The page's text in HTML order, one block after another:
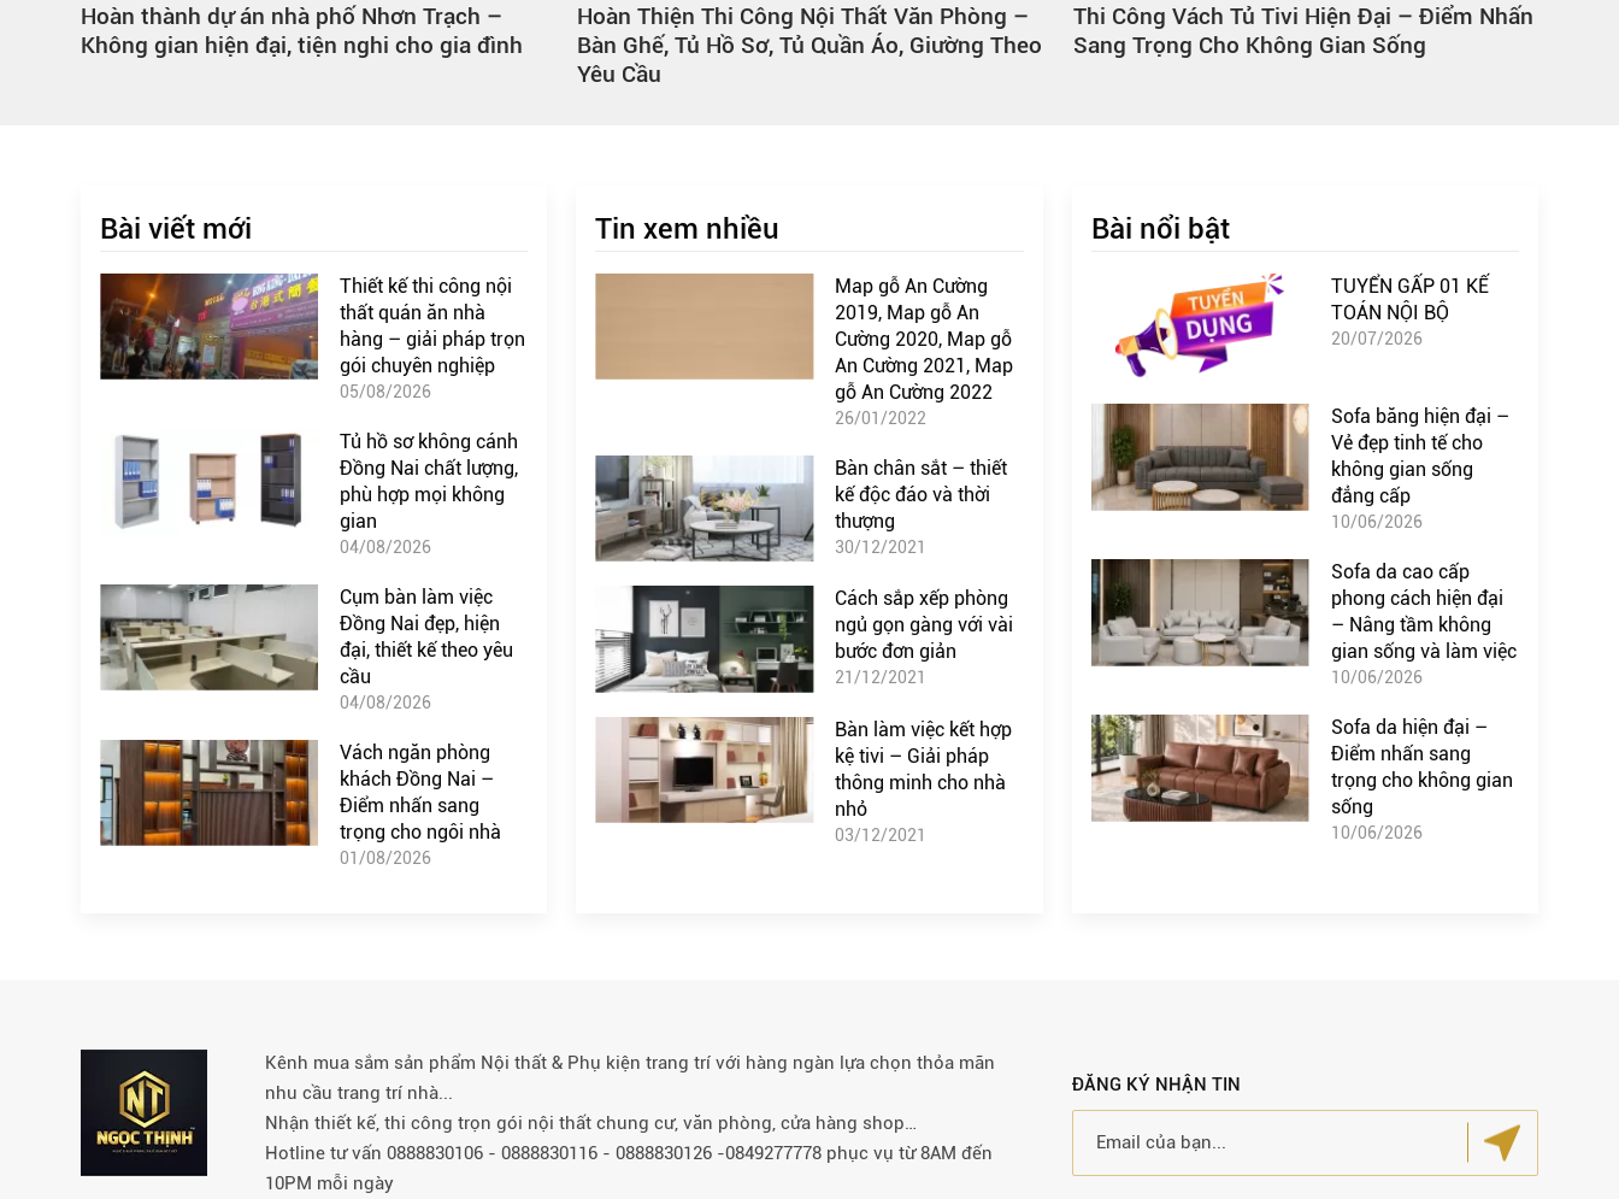
Hoàn thành dự án nhà phố Nhơn Trạch –
Không gian hiện đại, tiện nghi cho gia đình
Hoàn Thiện Thi Công Nội Thất Văn Phòng –
Bàn Ghế, Tủ Hồ Sơ, Tủ Quần Áo, Giường Theo
Yêu Cầu
Thi Công Vách Tủ Tivi Hiện Đại – Điểm Nhấn
Sang Trọng Cho Không Gian Sống
Bài viết mới
Thiết kế thi công nội
thất quán ăn nhà
hàng – giải pháp trọn
gói chuyên nghiệp
05/08/2026
Tủ hồ sơ không cánh
Đồng Nai chất lượng,
phù hợp mọi không
gian
04/08/2026
Cụm bàn làm việc
Đồng Nai đẹp, hiện
đại, thiết kế theo yêu
cầu
04/08/2026
Vách ngăn phòng
khách Đồng Nai –
Điểm nhấn sang
trọng cho ngôi nhà
01/08/2026
Tin xem nhiều
Map gỗ An Cường
2019, Map gỗ An
Cường 2020, Map gỗ
An Cường 2021, Map
gỗ An Cường 2022
26/01/2022
Bàn chân sắt – thiết
kế độc đáo và thời
thượng
30/12/2021
Cách sắp xếp phòng
ngủ gọn gàng với vài
bước đơn giản
21/12/2021
Bàn làm việc kết hợp
kệ tivi – Giải pháp
thông minh cho nhà
nhỏ
03/12/2021
Bài nổi bật
TUYỂN GẤP 01 KẾ
TOÁN NỘI BỘ
20/07/2026
Sofa băng hiện đại –
Vẻ đẹp tinh tế cho
không gian sống
đẳng cấp
10/06/2026
Sofa da cao cấp
phong cách hiện đại
– Nâng tầm không
gian sống và làm việc
10/06/2026
Sofa da hiện đại –
Điểm nhấn sang
trọng cho không gian
sống
10/06/2026
Kênh mua sắm sản phẩm Nội thất & Phụ kiện trang trí với hàng ngàn lựa chọn thỏa mãn
nhu cầu trang trí nhà...
Nhận thiết kế, thi công trọn gói nội thất chung cư, văn phòng, cửa hàng shop…
Hotline tư vấn 0888830106 - 0888830116 - 0888830126 -0849277778 phục vụ từ 8AM đến
10PM mỗi ngày
ĐĂNG KÝ NHẬN TIN